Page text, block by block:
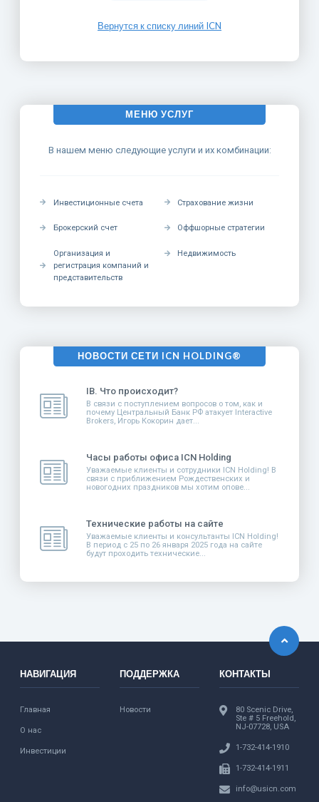
Вернутся к списку линий ICN
МЕНЮ УСЛУГ
В нашем меню следующие услуги и их комбинации:
Инвестиционные счета Страхование жизни
Брокерский счет Оффшорные стратегии
Организация и
регистрация компаний и
представительств
Недвижимость
НОВОСТИ СЕТИ ICN HOLDING®
IB. Что происходит?
В связи с поступлением вопросов о том, как и
почему Центральный Банк РФ атакует Interactive
Brokers, Игорь Кокорин дает...
Часы работы офиса ICN Holding
Уважаемые клиенты и сотрудники ICN Holding! В
связи с приближением Рождественских и
новогодних праздников мы хотим опове...
Технические работы на сайте
Уважаемые клиенты и консультанты ICN Holding!
В период с 25 по 26 января 2025 года на сайте
будут проходить технические...
НАВИГАЦИЯ
Главная
О нас
Инвестиции
ПОДДЕРЖКА
Новости
КОНТАКТЫ
80 Scenic Drive,
Ste # 5 Freehold,
NJ-07728, USA
1-732-414-1910
1-732-414-1911
info@usicn.com